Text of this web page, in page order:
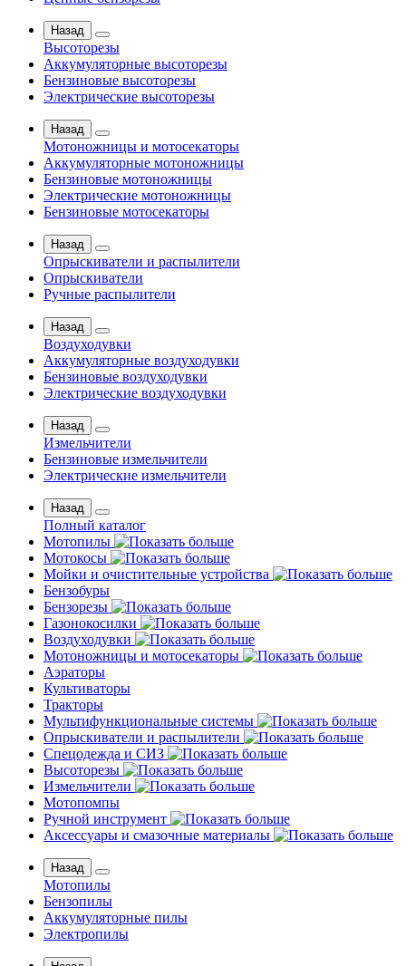
Назад
Высоторезы
Аккумуляторные высоторезы
Бензиновые высоторезы
Электрические высоторезы
Назад
Мотоножницы и мотосекаторы
Аккумуляторные мотоножницы
Бензиновые мотоножницы
Электрические мотоножницы
Бензиновые мотосекаторы
Назад
Опрыскиватели и распылители
Опрыскиватели
Ручные распылители
Назад
Воздуходувки
Аккумуляторные воздуходувки
Бензиновые воздуходувки
Электрические воздуходувки
Назад
Измельчители
Бензиновые измельчители
Электрические измельчители
Назад
Полный каталог
Мотопилы
Мотокосы
Мойки и очистительные устройства
Бензобуры
Бензорезы
Газонокосилки
Воздуходувки
Мотоножницы и мотосекаторы
Аэраторы
Культиваторы
Тракторы
Мультифункциональные системы
Опрыскиватели и распылители
Спецодежда и СИЗ
Высоторезы
Измельчители
Мотопомпы
Ручной инструмент
Аксессуары и смазочные материалы
Назад
Мотопилы
Бензопилы
Аккумуляторные пилы
Электропилы